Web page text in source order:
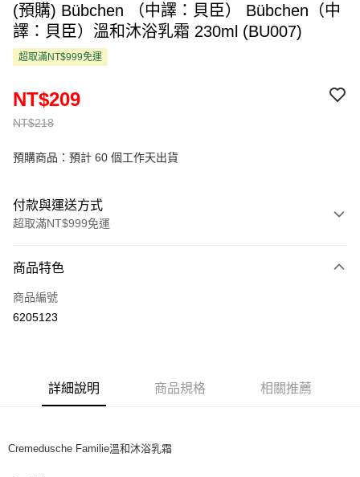
(預購) Bübchen （中譯：貝臣） Bübchen（中
譯：貝臣）溫和沐浴乳霜 230ml (BU007)
超取滿NT$999免運
NT$218
NT$209
預購商品：預計 60 個工作天出貨
付款與運送方式
超取滿NT$999免運
信用卡一次付款
超商取貨付款
街口支付
Google Pay
商品特色
商品編號
6205123
詳細說明 商品規格 相關推薦
Cremedusche Familie溫和沐浴乳霜